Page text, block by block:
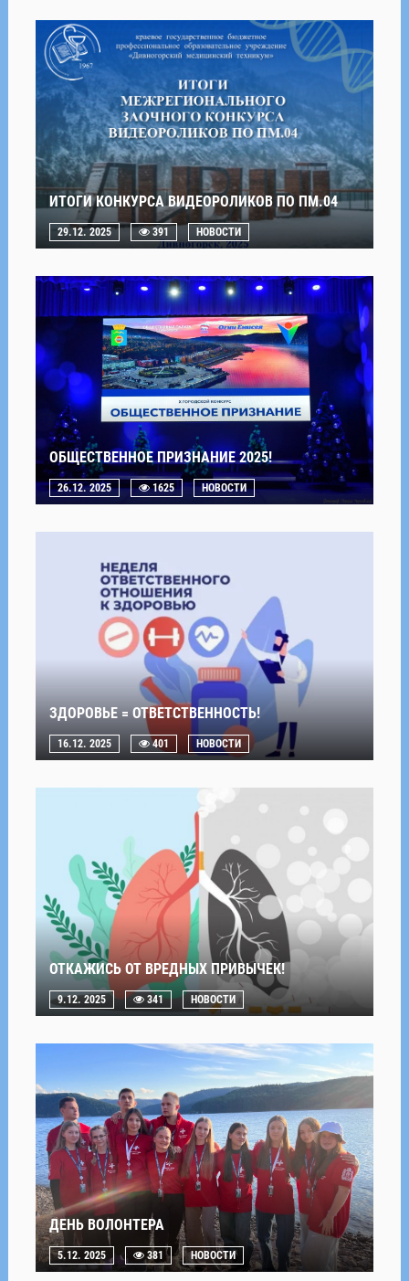
ИТОГИ КОНКУРСА ВИДЕОРОЛИКОВ ПО ПМ.04
29.12. 2025 391 НОВОСТИ
ОБЩЕСТВЕННОЕ ПРИЗНАНИЕ 2025!
26.12. 2025 1625 НОВОСТИ
ЗДОРОВЬЕ = ОТВЕТСТВЕННОСТЬ!
16.12. 2025 401 НОВОСТИ
ОТКАЖИСЬ ОТ ВРЕДНЫХ ПРИВЫЧЕК!
9.12. 2025 341 НОВОСТИ
ДЕНЬ ВОЛОНТЕРА
5.12. 2025 381 НОВОСТИ